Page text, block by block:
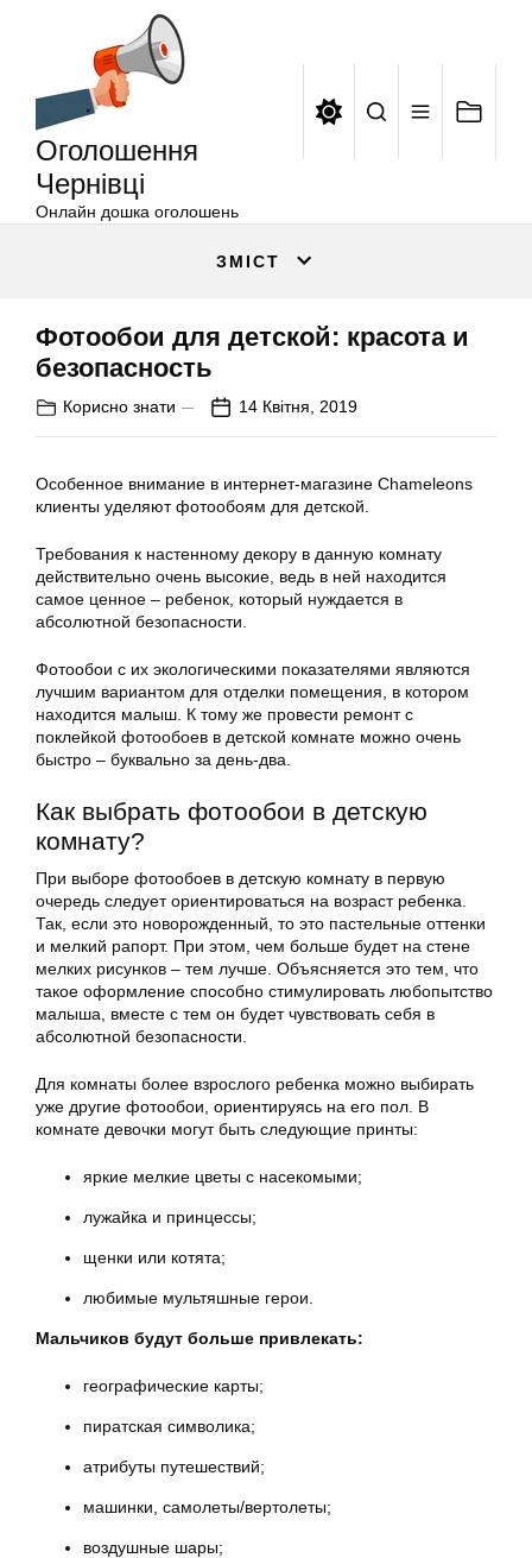
Оголошення
Чернівці
Онлайн дошка оголошень
ЗМІСТ
Фотообои для детской: красота и
безопасность
Корисно знати 14 Квітня, 2019
Особенное внимание в интернет-магазине Chameleons
клиенты уделяют фотообоям для детской.
Требования к настенному декору в данную комнату
действительно очень высокие, ведь в ней находится
самое ценное – ребенок, который нуждается в
абсолютной безопасности.
Фотообои с их экологическими показателями являются
лучшим вариантом для отделки помещения, в котором
находится малыш. К тому же провести ремонт с
поклейкой фотообоев в детской комнате можно очень
быстро – буквально за день-два.
Как выбрать фотообои в детскую
комнату?
При выборе фотообоев в детскую комнату в первую
очередь следует ориентироваться на возраст ребенка.
Так, если это новорожденный, то это пастельные оттенки
и мелкий рапорт. При этом, чем больше будет на стене
мелких рисунков – тем лучше. Объясняется это тем, что
такое оформление способно стимулировать любопытство
малыша, вместе с тем он будет чувствовать себя в
абсолютной безопасности.
Для комнаты более взрослого ребенка можно выбирать
уже другие фотообои, ориентируясь на его пол. В
комнате девочки могут быть следующие принты:
яркие мелкие цветы с насекомыми;
лужайка и принцессы;
щенки или котята;
любимые мультяшные герои.
Мальчиков будут больше привлекать:
географические карты;
пиратская символика;
атрибуты путешествий;
машинки, самолеты/вертолеты;
воздушные шары;